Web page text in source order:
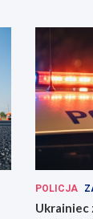
POLICJA
Ukrainiec